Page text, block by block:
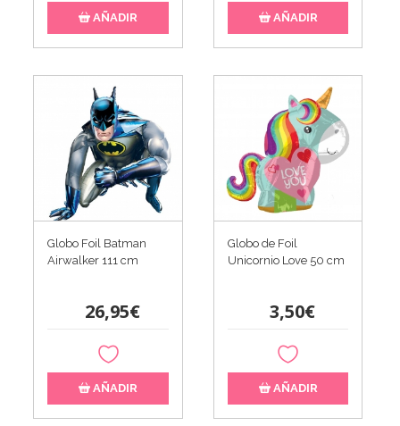
AÑADIR AÑADIR
Globo Foil Batman
Airwalker 111 cm
26,95€
AÑADIR
Globo de Foil
Unicornio Love 50 cm
3,50€
AÑADIR